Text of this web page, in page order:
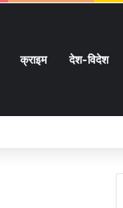
क्राइम देश-विदेश